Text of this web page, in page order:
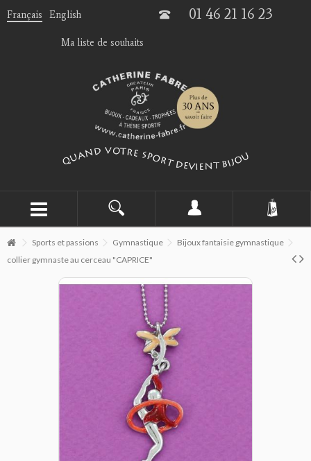
Français English 01 46 21 16 23
Ma liste de souhaits
Sports et passions Gymnastique
Bijoux fantaisie gymnastique
collier gymnaste au cerceau "CAPRICE"